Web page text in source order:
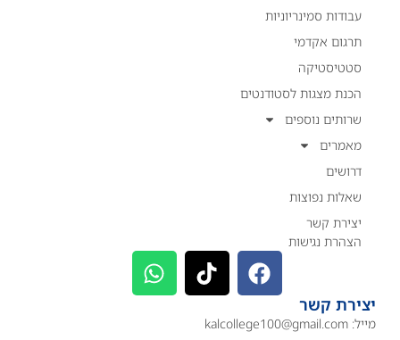
עבודות סמינריוניות
תרגום אקדמי
סטטיסטיקה
הכנת מצגות לסטודנטים
שרותים נוספים
מאמרים
דרושים
שאלות נפוצות
יצירת קשר
הצהרת נגישות
יצירת קשר
מייל: kalcollege100@gmail.com